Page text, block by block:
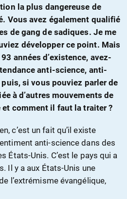
la plus dangereuse de
Vous avez également qualifié
de gang de sadiques. Je me
développer ce point. Mais
années d’existence, avez-
anti-science, anti-
si vous pouviez parler de
à d’autres mouvements de
et comment il faut la traiter ?
c’est un fait qu’il existe
anti-science dans des
États-Unis. C’est le pays qui a
Il y a aux États-Unis une
l’extrémisme évangélique,